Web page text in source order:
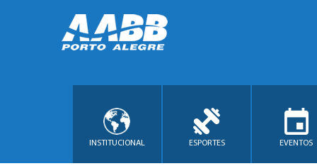
INSTITUCIONAL ESPORTES EVENTOS